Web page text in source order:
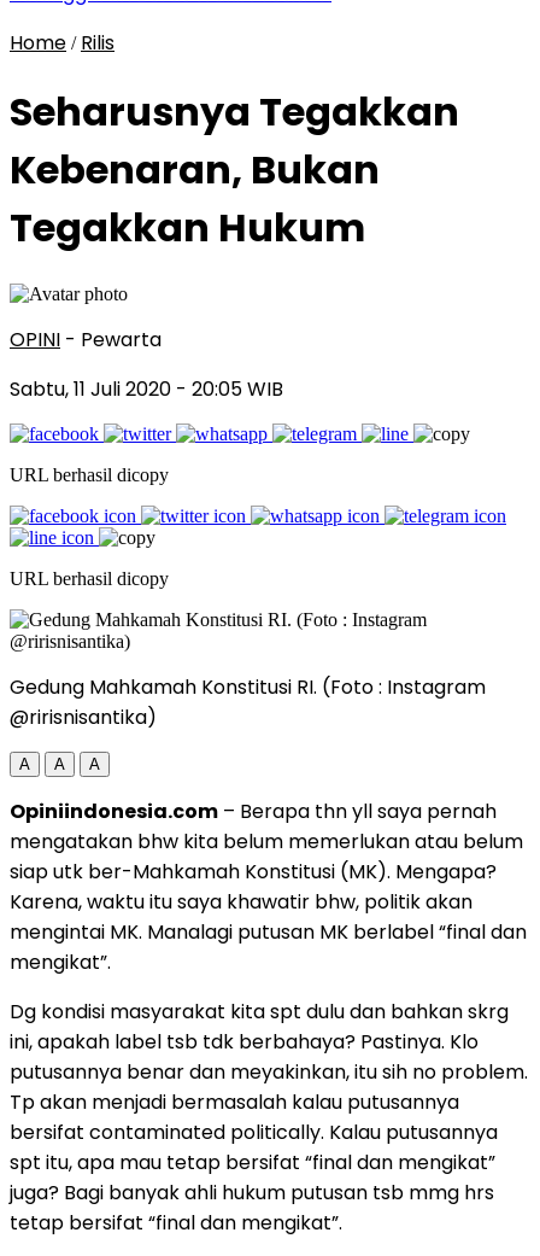
Home / Rilis
Seharusnya Tegakkan
Kebenaran, Bukan
Tegakkan Hukum
OPINI - Pewarta
Sabtu, 11 Juli 2020 - 20:05 WIB
URL berhasil dicopy
URL berhasil dicopy
Gedung Mahkamah Konstitusi RI. (Foto : Instagram
@ririsnisantika)
A A A
Opiniindonesia.com – Berapa thn yll saya pernah
mengatakan bhw kita belum memerlukan atau belum
siap utk ber-Mahkamah Konstitusi (MK). Mengapa?
Karena, waktu itu saya khawatir bhw, politik akan
mengintai MK. Manalagi putusan MK berlabel “final dan
mengikat”.
Dg kondisi masyarakat kita spt dulu dan bahkan skrg
ini, apakah label tsb tdk berbahaya? Pastinya. Klo
putusannya benar dan meyakinkan, itu sih no problem.
Tp akan menjadi bermasalah kalau putusannya
bersifat contaminated politically. Kalau putusannya
spt itu, apa mau tetap bersifat “final dan mengikat”
juga? Bagi banyak ahli hukum putusan tsb mmg hrs
tetap bersifat “final dan mengikat”.